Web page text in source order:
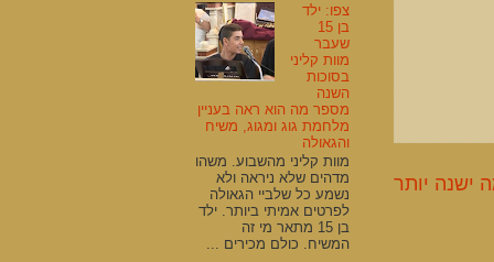
ישנה יותר
צפו: ילד
בן 15
שעבר
מוות קליני
בסוכות
השנה
מספר מה הוא ראה בעניין
מלחמת גוג ומגוג, משיח
והגאולה
מוות קליני מהשבוע. משהו
מדהים שלא ניראה ולא
נשמע כל שלביי הגאולה
לפרטים אמיתי ביותר. ילד
בן 15 מתאר מי זה
המשיח. כולם מכירים ...